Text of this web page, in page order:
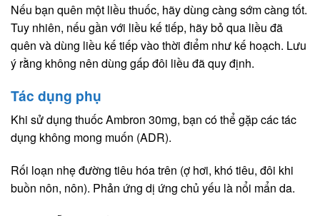
Nếu bạn quên một liều thuốc, hãy dùng càng sớm càng tốt.
Tuy nhiên, nếu gần với liều kế tiếp, hãy bỏ qua liều đã
quên và dùng liều kế tiếp vào thời điểm như kế hoạch. Lưu
ý rằng không nên dùng gấp đôi liều đã quy định.
Tác dụng phụ
Khi sử dụng thuốc Ambron 30mg, bạn có thể gặp các tác
dụng không mong muốn (ADR).
Rối loạn nhẹ đường tiêu hóa trên (ợ hơi, khó tiêu, đôi khi
buồn nôn, nôn). Phản ứng dị ứng chủ yếu là nổi mẩn da.